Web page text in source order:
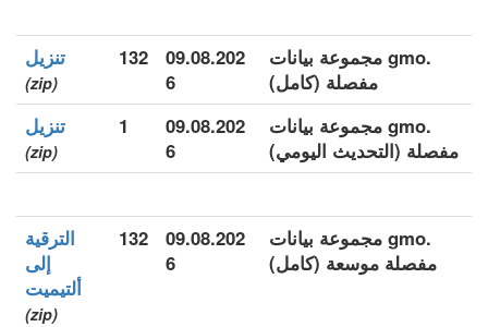
.gmo مجموعة بيانات
مفصلة (كامل)
09.08.202
6
132 تنزيل
(zip)
.gmo مجموعة بيانات
مفصلة (التحديث اليومي)
09.08.202
6
1 تنزيل
(zip)
.gmo مجموعة بيانات
مفصلة موسعة (كامل)
09.08.202
6
132
الترقية
إلى
ألتيميت
(zip)